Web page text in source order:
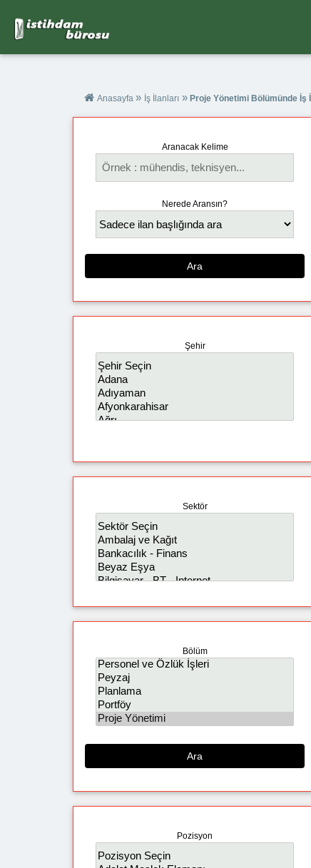
Anasayfa » İş İlanları » Proje Yönetimi Bölümünde İş
Aranacak Kelime
Nerede Aransın?
Ara
Şehir
Sektör
Bölüm
Ara
Pozisyon